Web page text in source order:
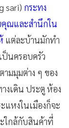
sari) กระทง
คุณและสำนึกใน
แต่ละบ้านมักทำ
ป็นครอบครัว
มมุมต่าง ๆ ของ
งเดิน ประตู ห้อง
หงในเมืองก็จะ
ใกล้กับสินค้าที่